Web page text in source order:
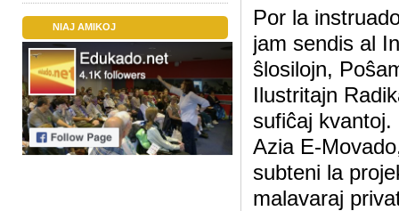
NIAJ AMIKOJ
Por la
jam sendis al
ŝlosilojn,
Ilustritajn
sufiĉaj
Azia E-
subteni la
malavaraj